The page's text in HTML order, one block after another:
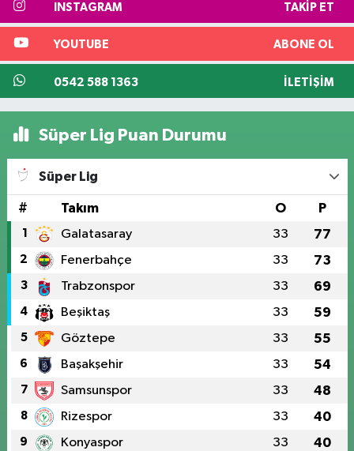
INSTAGRAM TAKIP ET
YOUTUBE ABONE OL
0542 588 1363 İLETIŞIM
Süper Lig Puan Durumu
Süper Lig
# Takım O P
1 Galatasaray 33 77
2 Fenerbahçe 33 73
3 Trabzonspor 33 69
4 Beşiktaş 33 59
5 Göztepe 33 55
6 Başakşehir 33 54
7 Samsunspor 33 48
8 Rizespor 33 40
9 Konyaspor 33 40